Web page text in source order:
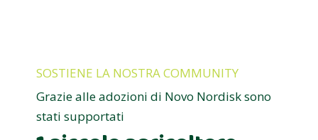
SOSTIENE LA NOSTRA COMMUNITY
Grazie alle adozioni di Novo Nordisk sono
stati supportati